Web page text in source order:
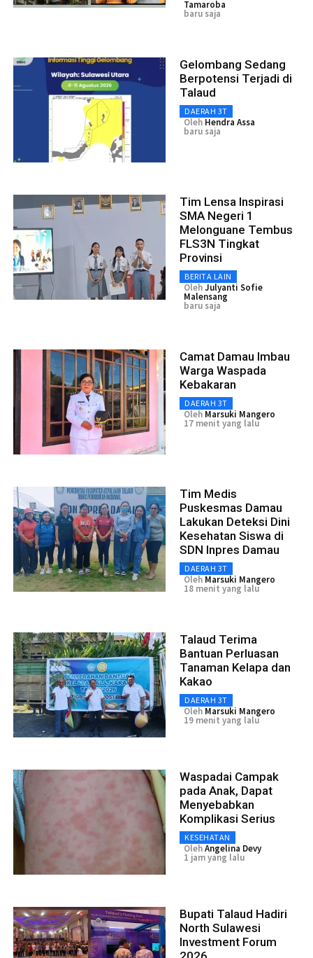
Tamaroba
baru saja
Gelombang Sedang
Berpotensi Terjadi di
Talaud
DAERAH 3T
Oleh Hendra Assa
baru saja
Tim Lensa Inspirasi
SMA Negeri 1
Melonguane Tembus
FLS3N Tingkat
Provinsi
BERITA LAIN
OlehJulyanti Sofie
Malensang
baru saja
Camat Damau Imbau
Warga Waspada
Kebakaran
DAERAH 3T
Oleh Marsuki Mangero
17 menit yang lalu
Tim Medis
Puskesmas Damau
Lakukan Deteksi Dini
Kesehatan Siswa di
SDN Inpres Damau
DAERAH 3T
Oleh Marsuki Mangero
18 menit yang lalu
Talaud Terima
Bantuan Perluasan
Tanaman Kelapa dan
Kakao
DAERAH 3T
Oleh Marsuki Mangero
19 menit yang lalu
Waspadai Campak
pada Anak, Dapat
Menyebabkan
Komplikasi Serius
KESEHATAN
OlehAngelina Devy
1 jam yang lalu
Bupati Talaud Hadiri
North Sulawesi
Investment Forum